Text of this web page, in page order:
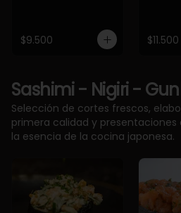
$9.500 $11.500
Sashimi - Nigiri -
Selección de cortes frescos,
primera calidad y
la esencia de la cocina japonesa.